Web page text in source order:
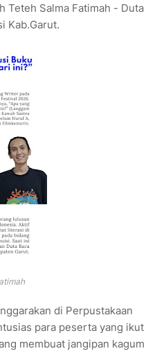
Teteh Salma Fatimah - Duta
Kab.Garut.
di Perpustakaan
para peserta yang ikut
membuat jangipan kagum